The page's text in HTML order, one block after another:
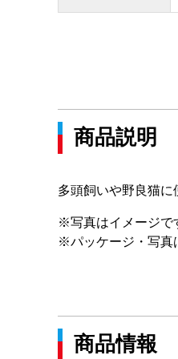
商品説明
多頭飼いや野良猫に
※写真はイメージで
※パッケージ・写真
商品情報